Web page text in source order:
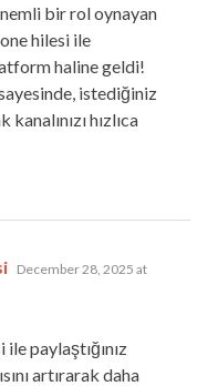
bir rol oynayan
hilesi ile
haline geldi!
istediğiniz
hızlıca
says:
December 28, 2025 at
paylaştığınız
artırarak daha